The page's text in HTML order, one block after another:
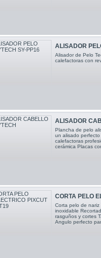
ALISADOR
Alisador de Pelo
calefactoras con
ALISADOR
Plancha de pelo
un alisado
calefactoras
cerámica Placas
CORTA PELO
Corta pelo de nariz
inoxidable
rasguños y cortes
Angulo perfecto